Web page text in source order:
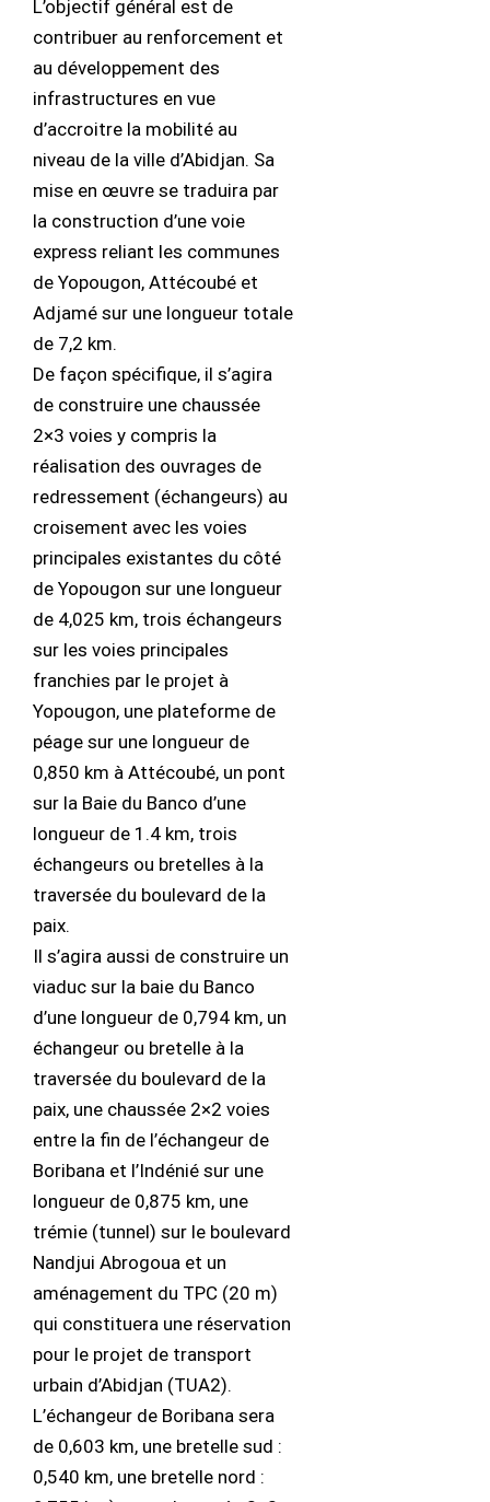
L’objectif général est de
contribuer au renforcement et
au développement des
infrastructures en vue
d’accroitre la mobilité au
niveau de la ville d’Abidjan. Sa
mise en œuvre se traduira par
la construction d’une voie
express reliant les communes
de Yopougon, Attécoubé et
Adjamé sur une longueur totale
de 7,2 km.
De façon spécifique, il s’agira
de construire une chaussée
2×3 voies y compris la
réalisation des ouvrages de
redressement (échangeurs) au
croisement avec les voies
principales existantes du côté
de Yopougon sur une longueur
de 4,025 km, trois échangeurs
sur les voies principales
franchies par le projet à
Yopougon, une plateforme de
péage sur une longueur de
0,850 km à Attécoubé, un pont
sur la Baie du Banco d’une
longueur de 1.4 km, trois
échangeurs ou bretelles à la
traversée du boulevard de la
paix.
Il s’agira aussi de construire un
viaduc sur la baie du Banco
d’une longueur de 0,794 km, un
échangeur ou bretelle à la
traversée du boulevard de la
paix, une chaussée 2×2 voies
entre la fin de l’échangeur de
Boribana et l’Indénié sur une
longueur de 0,875 km, une
trémie (tunnel) sur le boulevard
Nandjui Abrogoua et un
aménagement du TPC (20 m)
qui constituera une réservation
pour le projet de transport
urbain d’Abidjan (TUA2).
L’échangeur de Boribana sera
de 0,603 km, une bretelle sud :
0,540 km, une bretelle nord :